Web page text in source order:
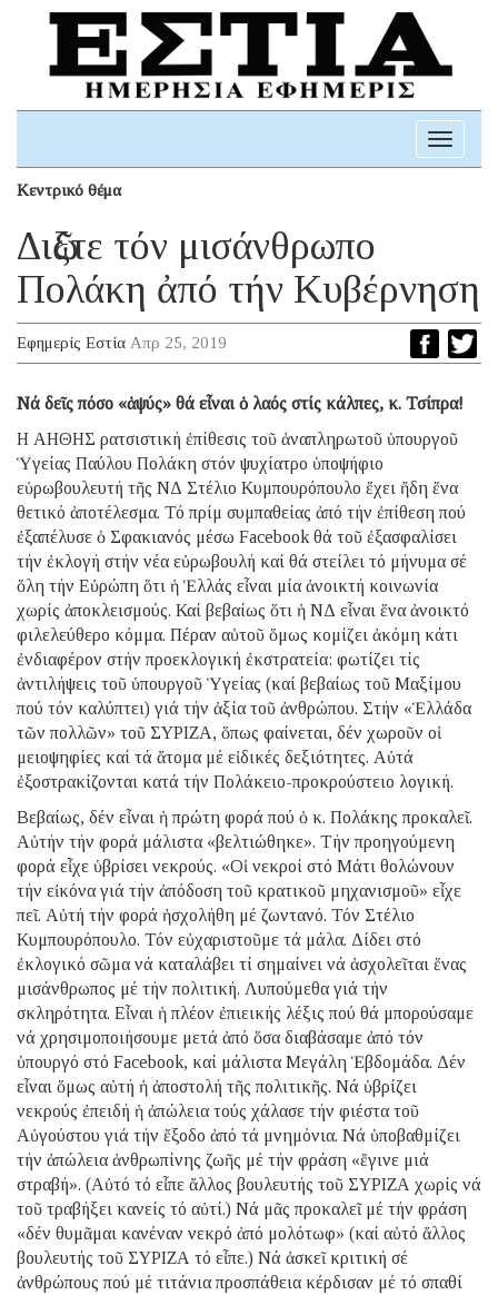
Toggle
Κεντρικό θέμα
Διῶξτε τόν μισάνθρωπο
Πολάκη ἀπό τήν Κυβέρνηση
Εφημερίς Εστία Απρ 25, 2019
Νά δεῖς πόσο «ἁψύς» θά εἶναι ὁ λαός στίς κάλπες, κ. Τσίπρα!
Η ΑΗΘΗΣ ρατσιστική ἐπίθεσις τοῦ ἀναπληρωτοῦ ὑπουργοῦ
Ὑγείας Παύλου Πολάκη στόν ψυχίατρο ὑποψήφιο
εὐρωβουλευτή τῆς ΝΔ Στέλιο Κυμπουρόπουλο ἔχει ἤδη ἕνα
θετικό ἀποτέλεσμα. Τό πρίμ συμπαθείας ἀπό τήν ἐπίθεση πού
ἐξαπέλυσε ὁ Σφακιανός μέσω Facebook θά τοῦ ἐξασφαλίσει
τήν ἐκλογή στήν νέα εὐρωβουλή καί θά στείλει τό μήνυμα σέ
ὅλη τήν Εὐρώπη ὅτι ἡ Ἑλλάς εἶναι μία ἀνοικτή κοινωνία
χωρίς ἀποκλεισμούς. Καί βεβαίως ὅτι ἡ ΝΔ εἶναι ἕνα ἀνοικτό
φιλελεύθερο κόμμα. Πέραν αὐτοῦ ὅμως κομίζει ἀκόμη κάτι
ἐνδιαφέρον στήν προεκλογική ἐκστρατεία: φωτίζει τίς
ἀντιλήψεις τοῦ ὑπουργοῦ Ὑγείας (καί βεβαίως τοῦ Μαξίμου
πού τόν καλύπτει) γιά τήν ἀξία τοῦ ἀνθρώπου. Στήν «Ἑλλάδα
τῶν πολλῶν» τοῦ ΣΥΡΙΖΑ, ὅπως φαίνεται, δέν χωροῦν οἱ
μειοψηφίες καί τά ἄτομα μέ εἰδικές δεξιότητες. Αὐτά
ἐξοστρακίζονται κατά τήν Πολάκειο-προκρούστειο λογική.
Βεβαίως, δέν εἶναι ἡ πρώτη φορά πού ὁ κ. Πολάκης προκαλεῖ.
Αὐτήν τήν φορά μάλιστα «βελτιώθηκε». Τήν προηγούμενη
φορά εἶχε ὑβρίσει νεκρούς. «Οἱ νεκροί στό Μάτι θολώνουν
τήν εἰκόνα γιά τήν ἀπόδοση τοῦ κρατικοῦ μηχανισμοῦ» εἶχε
πεῖ. Αὐτή τήν φορά ἠσχολήθη μέ ζωντανό. Τόν Στέλιο
Κυμπουρόπουλο. Τόν εὐχαριστοῦμε τά μάλα. Δίδει στό
ἐκλογικό σῶμα νά καταλάβει τί σημαίνει νά ἀσχολεῖται ἕνας
μισάνθρωπος μέ τήν πολιτική. Λυπούμεθα γιά τήν
σκληρότητα. Εἶναι ἡ πλέον ἐπιεικής λέξις πού θά μπορούσαμε
νά χρησιμοποιήσουμε μετά ἀπό ὅσα διαβάσαμε ἀπό τόν
ὑπουργό στό Facebook, καί μάλιστα Μεγάλη Ἑβδομάδα. Δέν
εἶναι ὅμως αὐτή ἡ ἀποστολή τῆς πολιτικῆς. Νά ὑβρίζει
νεκρούς ἐπειδή ἡ ἀπώλεια τούς χάλασε τήν φιέστα τοῦ
Αὐγούστου γιά τήν ἔξοδο ἀπό τά μνημόνια. Νά ὑποβαθμίζει
τήν ἀπώλεια ἀνθρωπίνης ζωῆς μέ τήν φράση «ἔγινε μιά
στραβή». (Αὐτό τό εἶπε ἄλλος βουλευτής τοῦ ΣΥΡΙΖΑ χωρίς νά
τοῦ τραβήξει κανείς τό αὐτί.) Νά μᾶς προκαλεῖ μέ τήν φράση
«δέν θυμᾶμαι κανέναν νεκρό ἀπό μολότωφ» (καί αὐτό ἄλλος
βουλευτής τοῦ ΣΥΡΙΖΑ τό εἶπε.) Νά ἀσκεῖ κριτική σέ
ἀνθρώπους πού μέ τιτάνια προσπάθεια κέρδισαν μέ τό σπαθί